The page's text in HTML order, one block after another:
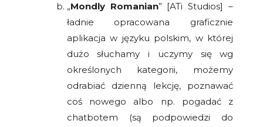
„Mondly Romanian” [ATi Studios] –
ładnie opracowana graficznie
aplikacja w języku polskim, w której
dużo słuchamy i uczymy się wg
określonych kategorii, możemy
odrabiać dzienną lekcję, poznawać
coś nowego albo np. pogadać z
chatbotem (są podpowiedzi do